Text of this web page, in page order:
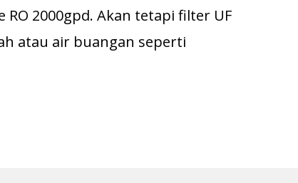
2000gpd. Akan tetapi filter UF
atau air buangan seperti